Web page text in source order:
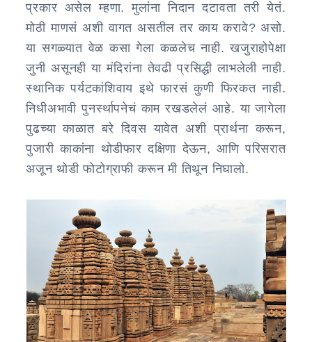
प्रकार असेल म्हणा. मुलांना निदान दटावता तरी येतं.
मोठी माणसं अशी वागत असतील तर काय करावे? असो.
या सगळ्यात वेळ कसा गेला कळलेच नाही. खजुराहोपेक्षा
जुनी असूनही या मंदिरांना तेवढी प्रसिद्धी लाभलेली नाही.
स्थानिक पर्यटकांशिवाय इथे फारसं कुणी फिरकत नाही.
निधीअभावी पुनर्स्थापनेचं काम रखडलेलं आहे. या जागेला
पुढच्या काळात बरे दिवस यावेत अशी प्रार्थना करून,
पुजारी काकांना थोडीफार दक्षिणा देऊन, आणि परिसरात
अजून थोडी फोटोग्राफी करून मी तिथून निघालो.